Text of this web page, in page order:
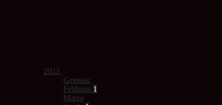
2023
Gennaio
Febbraio 1
Marzo